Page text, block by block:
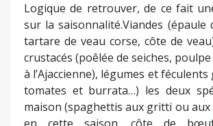
Logique de retrouver, de ce fait
sur la saisonnalité.Viandes (épaule
tartare de veau corse, côte de
crustacés (poêlée de seiches,
à l’Ajaccienne), légumes et féculents
tomates et burrata…) les deux
maison (spaghettis aux gritti ou